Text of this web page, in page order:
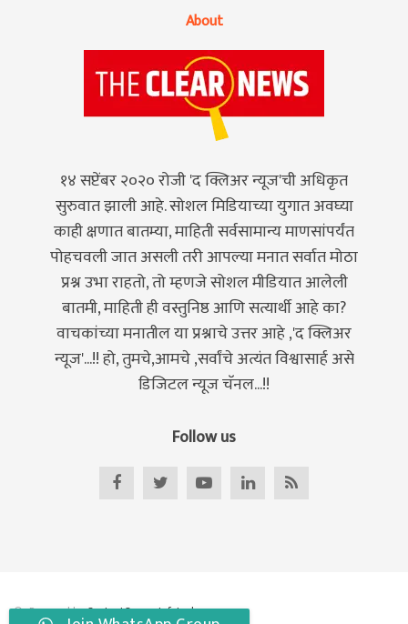
About
१४ सप्टेंबर २०२० रोजी 'द क्लिअर न्यूज'ची अधिकृत
सुरुवात झाली आहे. सोशल मिडियाच्या युगात अवघ्या
काही क्षणात बातम्या, माहिती सर्वसामान्य माणसांपर्यंत
पोहचवली जात असली तरी आपल्या मनात सर्वात मोठा
प्रश्न उभा राहतो, तो म्हणजे सोशल मीडियात आलेली
बातमी, माहिती ही वस्तुनिष्ठ आणि सत्यार्थी आहे का?
वाचकांच्या मनातील या प्रश्नाचे उत्तर आहे ,'द क्लिअर
न्यूज'...!! हो, तुमचे,आमचे ,सर्वांचे अत्यंत विश्वासार्ह असे
डिजिटल न्यूज चॅनल...!!
Follow us
© . Powered byContentOcean Infotech